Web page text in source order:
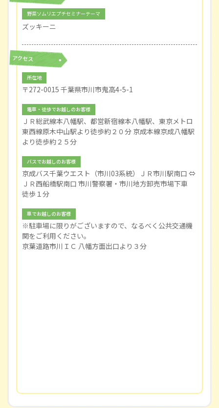
野菜ソムリエプチセミナーテーマ
ズッキーニ
アクセス
所在地
〒272-0015 千葉県市川市鬼高4-5-1
電車・徒歩でお越しのお客様
ＪＲ総武線本八幡駅、都営新宿線本八幡駅、東京メトロ
東西線原木中山駅より徒歩約２０分 京成本線京成八幡駅
より徒歩約２５分
バスでお越しのお客様
京成バス千葉ウエスト（市川03系統）ＪＲ市川駅南口 ⇔
ＪＲ西船橋駅南口 市川警察署・市川地方卸売市場下車
徒歩１分
車でお越しのお客様
※駐車場に限りがございますので、なるべく公共交通機
関をご利用ください。
京葉道路市川ＩＣ 八幡方面出口より３分